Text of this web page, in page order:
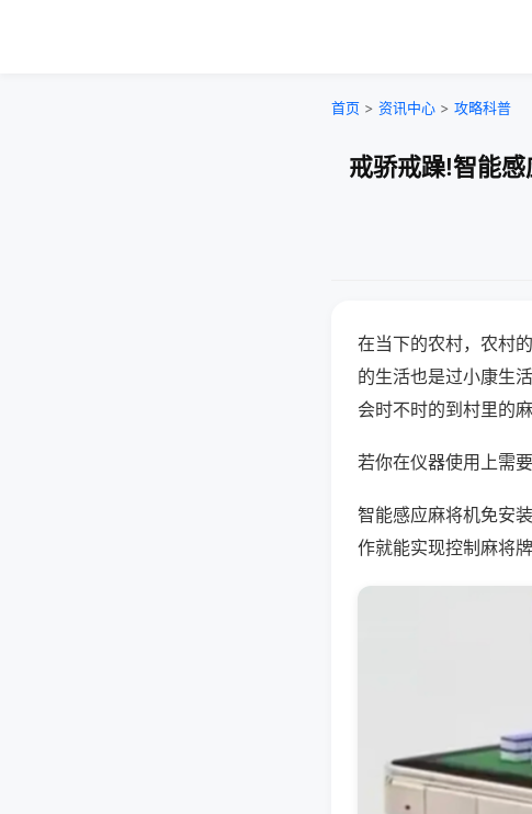
首页 > 资讯中心 > 攻略科普
戒骄戒躁!智能
在当下的农村，农村
的生活也是过小康生
会时不时的到村里的
若你在仪器使用上需
智能感应麻将机免安
作就能实现控制麻将